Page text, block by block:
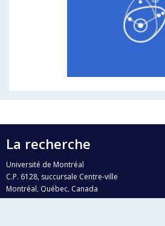
La recherche
Université de Montréal
C.P. 6128, succursale Centre-ville
Montréal, Québec, Canada
H3C 3J7